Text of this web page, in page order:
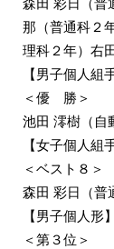
森田 彩日（普
那（普通科２
理科２年）右
【男子個人組
＜優 勝＞
池田 澪樹（自
【女子個人組
＜ベスト８＞
森田 彩日（普
【男子個人形】
＜第３位＞